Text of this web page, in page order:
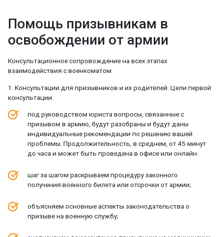
Помощь призывникам в
освобождении от армии
Консультационное сопровождение на всех этапах
взаимодействия с военкоматом
1. Консультации для призывников и их родителей. Цели первой
консультации.
под руководством юриста вопросы, связанные с
призывом в армию, будут разобраны и будут даны
индивидуальные рекомендации по решению вашей
проблемы. Продолжительность, в среднем, от 45 минут
до часа и может быть проведена в офисе или онлайн.
шаг за шагом раскрываем процедуру законного
получения военного билета или отсрочки от армии;
объясняем основные аспекты законодательства о
призыве на военную службу;